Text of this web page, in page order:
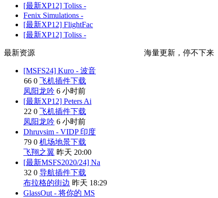
[最新XP12] Toliss -
Fenix Simulations -
[最新XP12] FlightFac
[最新XP12] Toliss -
最新资源 海量更新，停不下来
[MSFS24] Kuro - 波音
66 0 飞机插件下载
凤阳龙吟 6 小时前
[最新XP12] Peters Ai
22 0 飞机插件下载
凤阳龙吟 6 小时前
Dhruvsim - VIDP 印度
79 0 机场地景下载
飞翔之翼 昨天 20:00
[最新MSFS2020/24] Na
32 0 导航插件下载
布拉格的街边 昨天 18:29
GlassOut - 将你的 MS